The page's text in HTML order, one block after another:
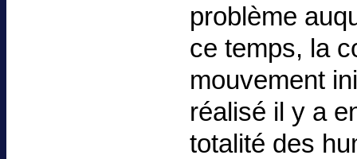
problème
ce temps, la
mouvement
réalisé il y a
totalité des